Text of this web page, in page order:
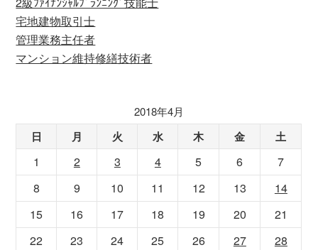
宅地建物取引士
管理業務主任者
マンション維持修繕技術者
2018年4月
日 月 火 水 木 金 土
1 2 3 4 5 6
7
8
9 10 11 12 13
14
15
16 17 18 19 20
21
22
23 24 25 26 27
28